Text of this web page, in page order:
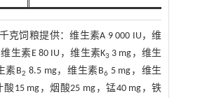
克饲粮提供：维生素A 9 000 IU，维
生素E 80 IU，维生素K3 3 mg，维生
素B2 8.5 mg，维生素B65 mg，维生
酸15 mg，烟酸25 mg，锰40 mg，铁